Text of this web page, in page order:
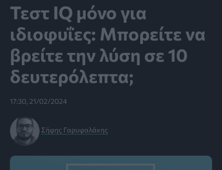
Τεστ IQ μόνο για
ιδιοφυΐες: Mπορείτε να
βρείτε την λύση σε 10
δευτερόλεπτα;
17:30, 21/02/2024
Σήφης Γαρυφαλάκης